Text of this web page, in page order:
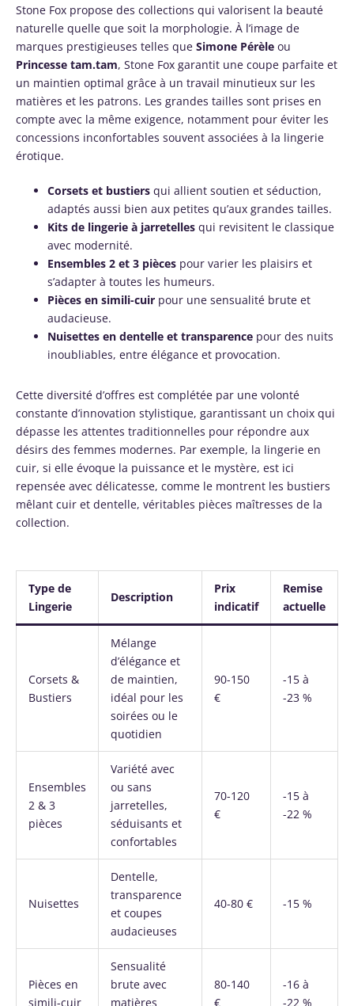
Stone Fox propose des collections qui valorisent la beauté
naturelle quelle que soit la morphologie. À l’image de
marques prestigieuses telles que Simone Pérèle ou
Princesse tam.tam, Stone Fox garantit une coupe parfaite et
un maintien optimal grâce à un travail minutieux sur les
matières et les patrons. Les grandes tailles sont prises en
compte avec la même exigence, notamment pour éviter les
concessions inconfortables souvent associées à la lingerie
érotique.
Corsets et bustiers qui allient soutien et séduction,
adaptés aussi bien aux petites qu’aux grandes tailles.
Kits de lingerie à jarretelles qui revisitent le classique
avec modernité.
Ensembles 2 et 3 pièces pour varier les plaisirs et
s’adapter à toutes les humeurs.
Pièces en simili-cuir pour une sensualité brute et
audacieuse.
Nuisettes en dentelle et transparence pour des nuits
inoubliables, entre élégance et provocation.
Cette diversité d’offres est complétée par une volonté
constante d’innovation stylistique, garantissant un choix qui
dépasse les attentes traditionnelles pour répondre aux
désirs des femmes modernes. Par exemple, la lingerie en
cuir, si elle évoque la puissance et le mystère, est ici
repensée avec délicatesse, comme le montrent les bustiers
mêlant cuir et dentelle, véritables pièces maîtresses de la
collection.
Type de
Lingerie
Description
Prix
indicatif
Remise
actuelle
Corsets &
Bustiers
Mélange
d’élégance et
de maintien,
idéal pour les
soirées ou le
quotidien
90-150
€
-15 à
-23 %
Ensembles
2 & 3
pièces
Variété avec
ou sans
jarretelles,
séduisants et
confortables
70-120
€
-15 à
-22 %
Nuisettes
Dentelle,
transparence
et coupes
audacieuses
40-80 € -15 %
Pièces en
simili-cuir
Sensualité
brute avec
matières
80-140
€
-16 à
-22 %